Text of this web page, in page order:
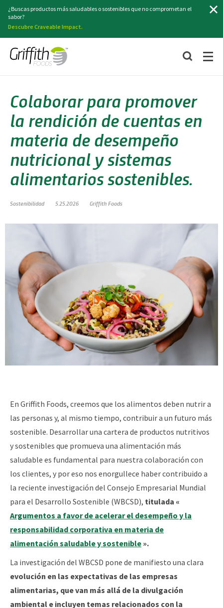
¿Buscas productos más saludables o sostenibles que no comprometan el
sabor?
Descubre Craveable Impact.
Colaborar para promover
la rendición de cuentas en
materia de desempeño
nutricional y sistemas
alimentarios sostenibles.
Sostenibilidad 5.25.2026 Griffith Foods
En Griffith Foods, creemos que los alimentos deben nutrir a
las personas y, al mismo tiempo, contribuir a un futuro más
sostenible. Desarrollar una cartera de productos nutritivos
y sostenibles que promueva una alimentación más
saludable es fundamental para nuestra colaboración con
los clientes, y por eso nos enorgullece haber contribuido a
la reciente investigación del Consejo Empresarial Mundial
para el Desarrollo Sostenible (WBCSD), titulada «
Argumentos a favor de acelerar el desempeño y la
responsabilidad corporativa en materia de
alimentación saludable y sostenible ».
La investigación del WBCSD pone de manifiesto una clara
evolución en las expectativas de las empresas
alimentarias, que van más allá de la divulgación
ambiental e incluyen temas relacionados con la